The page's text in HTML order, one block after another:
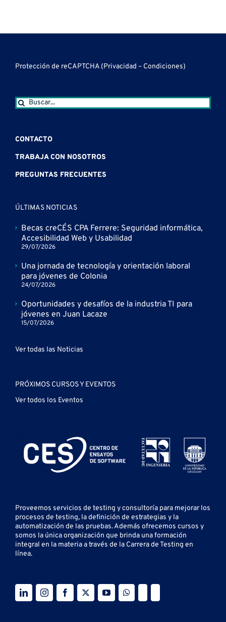
Protección de reCAPTCHA (Privacidad – Condiciones)
Buscar:
CONTACTO
TRABAJA CON NOSOTROS
PREGUNTAS FRECUENTES
ÚLTIMAS NOTICIAS
Becas creCÉS CPA Ferrere: Seguridad informática,
Accesibilidad Web y Usabilidad
29/07/2026
Una jornada de tecnología y orientación laboral
para jóvenes de Colonia
24/07/2026
Oportunidades y desafíos de la industria TI para
jóvenes en Juan Lacaze
15/07/2026
Ver todas las Noticias
PRÓXIMOS CURSOS Y EVENTOS
Ver todos los Eventos
Proveemos servicios de testing yconsultoría para mejorar los
procesos de testing, la definición de estrategias y la
automatización de las pruebas.Además ofrecemos cursos y
somos la única organización que brinda una formación
integral en la materia a través de la Carrera de Testing en
línea.